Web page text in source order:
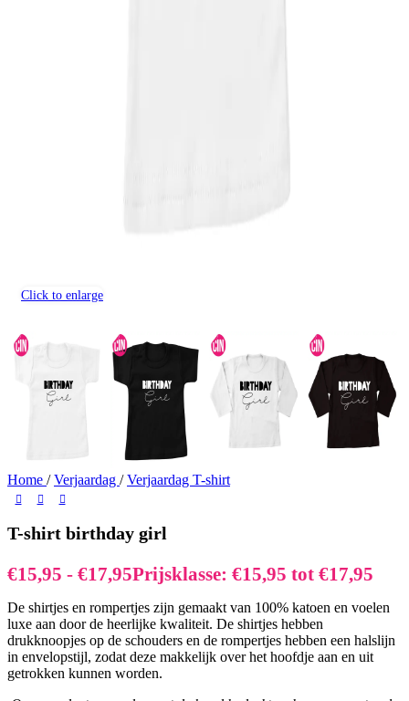
Click to enlarge
Home / Verjaardag / Verjaardag T-shirt
T-shirt birthday girl
€15,95 - €17,95Prijsklasse: €15,95 tot €17,95
De shirtjes en rompertjes zijn gemaakt van 100% katoen en voelen
luxe aan door de heerlijke kwaliteit. De shirtjes hebben
drukknoopjes op de schouders en de rompertjes hebben een halslijn
in envelopstijl, zodat deze makkelijk over het hoofdje aan en uit
getrokken kunnen worden.